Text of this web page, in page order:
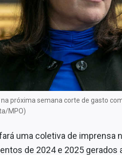
próxima semana corte de gasto
MPO)
uma coletiva de imprensa
de 2024 e 2025 gerados